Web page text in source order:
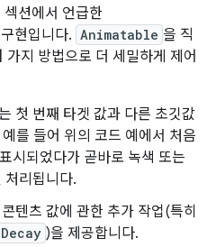
섹션에서 언급한
현입니다. Animatable 을 직
지 방법으로 더 세밀하게 제어
첫 번째 타겟 값과 다른 초깃값
를 들어 위의 코드 예에서 처음
시되었다가 곧바로 녹색 또는
처리됩니다.
텐츠 값에 관한 추가 작업(특히
)을 제공합니다.